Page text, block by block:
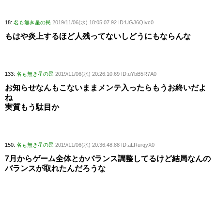
18: 名も無き星の民 2019/11/06(水) 18:05:07.92 ID:UGJ6QIvc0
もはや炎上するほど人残ってないしどうにもならんな
133: 名も無き星の民 2019/11/06(水) 20:26:10.69 ID:uYbB5R7A0
お知らせなんもこないままメンテ入ったらもうお終いだよ
ね
実質もう駄目か
150: 名も無き星の民 2019/11/06(水) 20:36:48.88 ID:aLRurqyX0
7月からゲーム全体とかバランス調整してるけど結局なんの
バランスが取れたんだろうな